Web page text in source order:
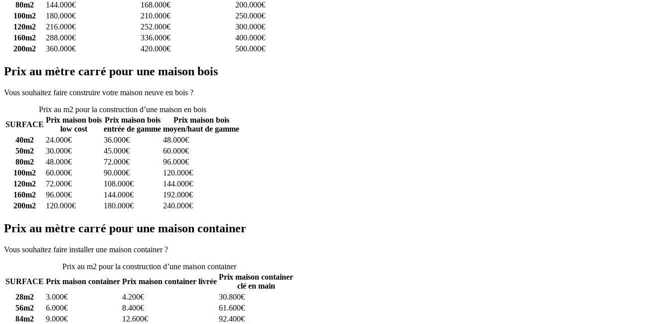
80m2
144.000€ 168.000€
200.000€
100m2
180.000€ 210.000€
250.000€
120m2
216.000€ 252.000€
300.000€
160m2
288.000€ 336.000€
400.000€
200m2
360.000€ 420.000€ 500.000€
Prix au mètre carré pour une maison bois
Vous souhaitez faire construire votre maison neuve en bois ?
Prix au m2 pour la construction d’une maison en bois
SURFACE
Prix maison bois
low cost
Prix maison bois
entrée de gamme
Prix maison bois
moyen/haut de gamme
40m2
24.000€ 36.000€
48.000€
50m2
30.000€ 45.000€
60.000€
80m2
48.000€ 72.000€
96.000€
100m2
60.000€ 90.000€
120.000€
120m2
72.000€ 108.000€
144.000€
160m2
96.000€ 144.000€
192.000€
200m2
120.000€ 180.000€ 240.000€
Prix au mètre carré pour une maison container
Vous souhaitez faire installer une maison container ?
Prix au m2 pour la construction d’une maison container
SURFACE Prix maison container Prix maison container livrée
Prix maison container
clé en main
28m2
3.000€ 4.200€
30.800€
56m2
6.000€ 8.400€
61.600€
84m2
9.000€ 12.600€
92.400€